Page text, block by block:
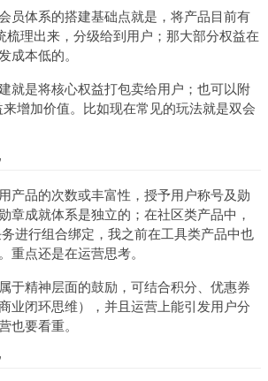
员体系的搭建基础点就是，将产品目前有
梳理出来，分级给到用户；那大部分权益在
成本低的。
就是将核心权益打包卖给用户；也可以附
增加价值。比如现在常见的玩法就是双会
产品的次数或丰富性，授予用户称号及勋
章成就体系是独立的；在社区类产品中，
进行组合绑定，我之前在工具类产品中也
重点还是在运营思考。
于精神层面的鼓励，可结合积分、优惠券
业闭环思维），并且运营上能引发用户分
也要看重。